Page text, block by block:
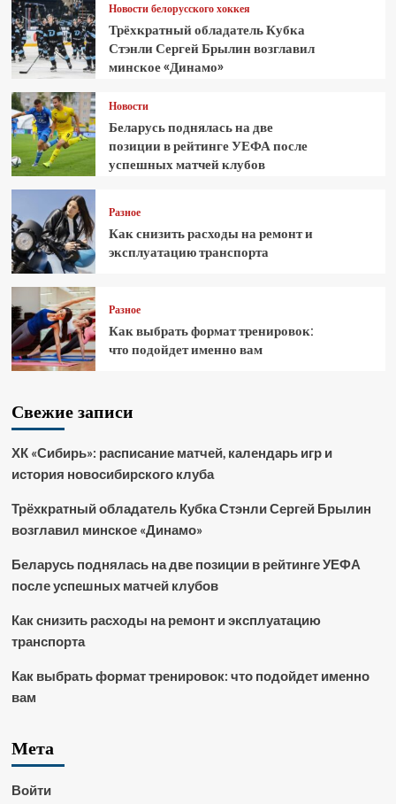
Новости белорусского хоккея
Трёхкратный обладатель Кубка
Стэнли Сергей Брылин возглавил
минское «Динамо»
Новости
Беларусь поднялась на две
позиции в рейтинге УЕФА после
успешных матчей клубов
Разное
Как снизить расходы на ремонт и
эксплуатацию транспорта
Разное
Как выбрать формат тренировок:
что подойдет именно вам
Свежие записи
ХК «Сибирь»: расписание матчей, календарь игр и
история новосибирского клуба
Трёхкратный обладатель Кубка Стэнли Сергей Брылин
возглавил минское «Динамо»
Беларусь поднялась на две позиции в рейтинге УЕФА
после успешных матчей клубов
Как снизить расходы на ремонт и эксплуатацию
транспорта
Как выбрать формат тренировок: что подойдет именно
вам
Мета
Войти